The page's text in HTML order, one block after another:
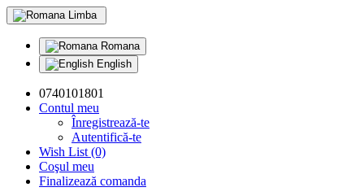
Limba
Romana
English
0740101801
Contul meu
Înregistrează-te
Autentifică-te
Wish List (0)
Coşul meu
Finalizează comanda